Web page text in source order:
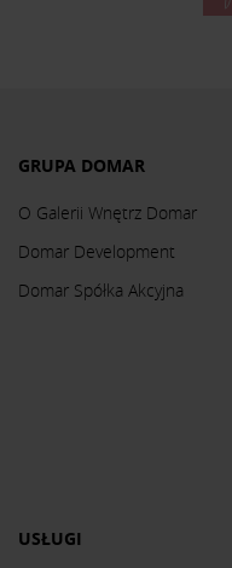
GRUPA DOMAR
O Galerii Wnętrz Domar
Domar Development
Domar Spółka Akcyjna
USŁUGI